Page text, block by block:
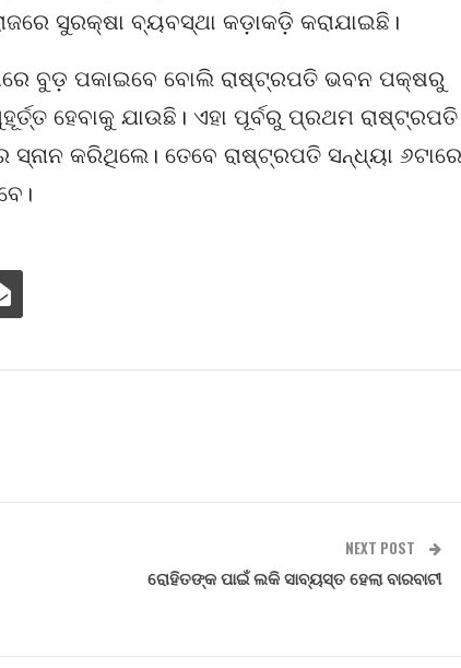
ସୁରକ୍ଷା ବ୍ୟବସ୍ଥା କଡ଼ାକଡ଼ି କରାଯାଇଛି।
ବୁଡ଼ ପକାଇବେ ବୋଲି ରାଷ୍ଟ୍ରପତି ଭବନ ପକ୍ଷରୁ
ହେବାକୁ ଯାଉଛି। ଏହା ପୂର୍ବରୁ ପ୍ରଥମ ରାଷ୍ଟ୍ରପତି
କରିଥିଲେ। ତେବେ ରାଷ୍ଟ୍ରପତି ସନ୍ଧ୍ୟା ୬ଟାରେ
NEXT POST
ରୋହିତଙ୍କ ପାଇଁ ଲକି ସାବ୍ୟସ୍ତ ହେଲା ବାରବାଟୀ